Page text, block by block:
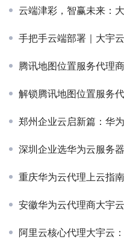
云端津彩，智赢未来：大宇
手把手云端部署｜大宇云联合羲
腾讯地图位置服务代理
解锁腾讯地图位置服务
郑州企业云启新篇：华
深圳企业选华为云服务
重庆华为云代理上云指
安徽华为云代理商大宇云，
阿里云核心代理大宇云：企